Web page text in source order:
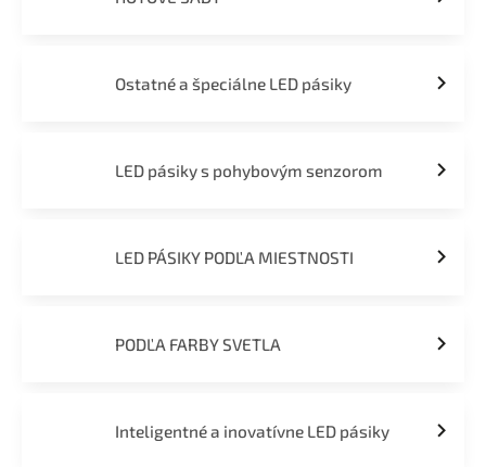
Ostatné a špeciálne LED pásiky
LED pásiky s pohybovým senzorom
LED PÁSIKY PODĽA MIESTNOSTI
PODĽA FARBY SVETLA
Inteligentné a inovatívne LED pásiky